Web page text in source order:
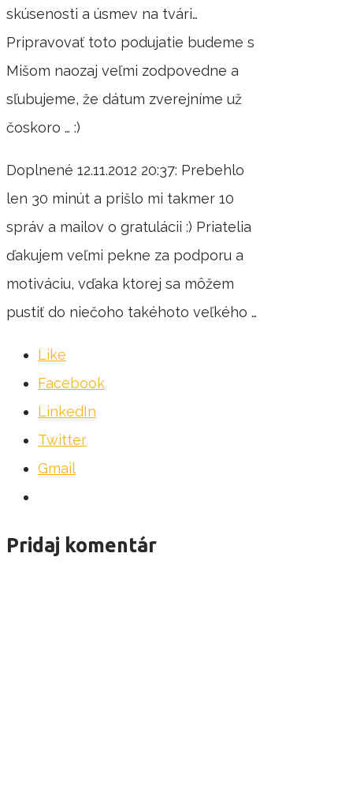
skúsenosti a úsmev na tvári…
Pripravovať toto podujatie budeme s
Mišom naozaj veľmi zodpovedne a
sľubujeme, že dátum zverejníme už
čoskoro … :)
Doplnené 12.11.2012 20:37: Prebehlo
len 30 minút a prišlo mi takmer 10
správ a mailov o gratulácii :) Priatelia
ďakujem veľmi pekne za podporu a
motiváciu, vďaka ktorej sa môžem
pustiť do niečoho takéhoto veľkého …
Like
Facebook
LinkedIn
Twitter
Gmail
Pridaj komentár